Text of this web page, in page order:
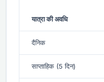
यात्रा की अवधि
दैनिक
साप्ताहिक (5 दिन)